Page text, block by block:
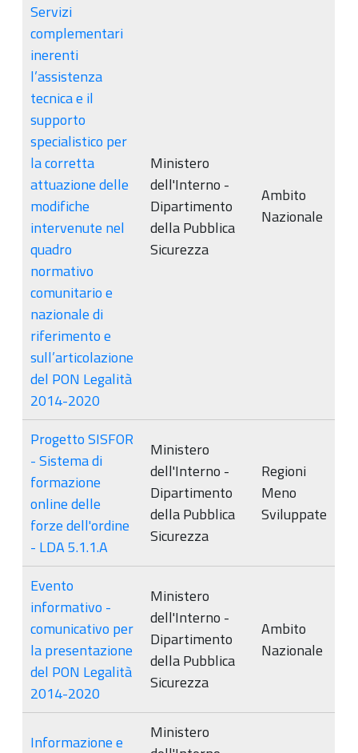
Servizi
complementari
inerenti
l’assistenza
tecnica e il
supporto
specialistico per
la corretta
attuazione delle
modifiche
intervenute nel
quadro
normativo
comunitario e
nazionale di
riferimento e
sull’articolazione
del PON Legalità
2014-2020
Ministero
dell'Interno -
Dipartimento
della Pubblica
Sicurezza
Ambito
Nazionale
Progetto SISFOR
- Sistema di
formazione
online delle
forze dell'ordine
- LDA 5.1.1.A
Ministero
dell'Interno -
Dipartimento
della Pubblica
Sicurezza
Regioni
Meno
Sviluppate
Evento
informativo -
comunicativo per
la presentazione
del PON Legalità
2014-2020
Ministero
dell'Interno -
Dipartimento
della Pubblica
Sicurezza
Ambito
Nazionale
Informazione e
Ministero